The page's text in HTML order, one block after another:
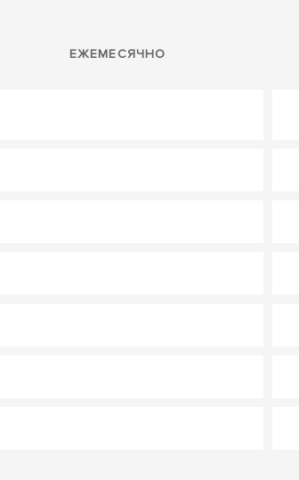
ЕЖЕМЕСЯЧНО